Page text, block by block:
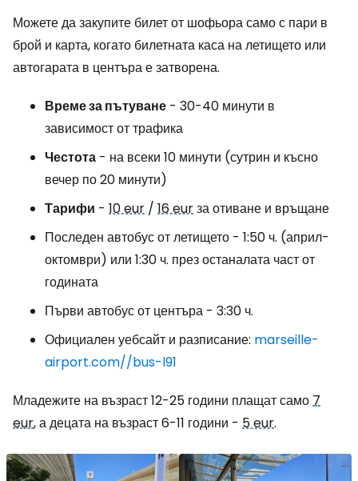
Можете да закупите билет от шофьора само с пари в
брой и карта, когато билетната каса на летището или
автогарата в центъра е затворена.
Време за пътуване - 30-40 минути в
зависимост от трафика
Честота - на всеки 10 минути (сутрин и късно
вечер по 20 минути)
Тарифи - 10 eur / 16 eurза отиване и връщане
Последен автобус от летището - 1:50 ч. (април-
октомври) или 1:30 ч. през останалата част от
годината
Първи автобус от центъра - 3:30 ч.
Официален уебсайт и разписание: marseille-
airport.com//bus-l91
Младежите на възраст 12-25 години плащат само7
eur, а децата на възраст 6-11 години - 5 eur.